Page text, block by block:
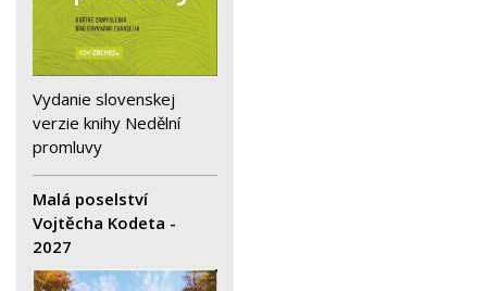
Vydanie slovenskej
verzie knihy Nedělní
promluvy
Malá poselství
Vojtěcha Kodeta -
2027